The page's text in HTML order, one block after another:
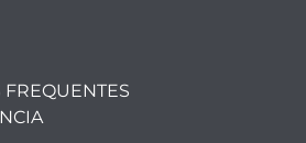
FREQUENTES